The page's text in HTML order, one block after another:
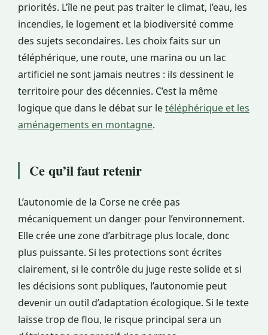
priorités. L’île ne peut pas traiter le climat, l’eau, les
incendies, le logement et la biodiversité comme
des sujets secondaires. Les choix faits sur un
téléphérique, une route, une marina ou un lac
artificiel ne sont jamais neutres : ils dessinent le
territoire pour des décennies. C’est la même
logique que dans le débat sur letéléphérique et les
aménagements en montagne.
Ce qu’il faut retenir
L’autonomie de la Corse ne crée pas
mécaniquement un danger pour l’environnement.
Elle crée une zone d’arbitrage plus locale, donc
plus puissante. Si les protections sont écrites
clairement, si le contrôle du juge reste solide et si
les décisions sont publiques, l’autonomie peut
devenir un outil d’adaptation écologique. Si le texte
laisse trop de flou, le risque principal sera un